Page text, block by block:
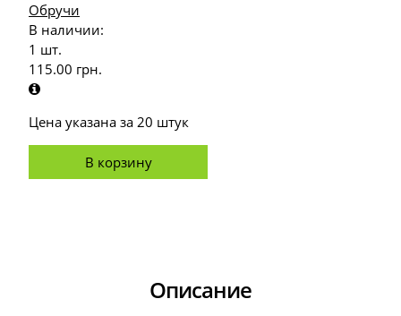
Обручи
В наличии:
1 шт.
115.00 грн.
Цена указана за 20 штук
В корзину
Описание